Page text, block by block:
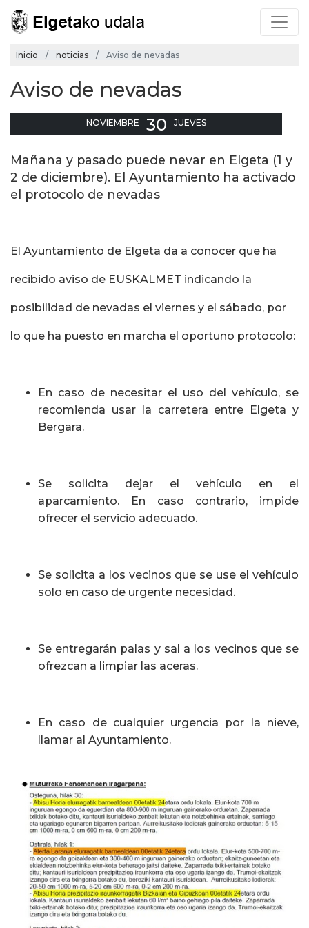
Inicio noticias Aviso de nevadas
Aviso de nevadas
NOVIEMBRE 30 JUEVES
Mañana y pasado puede nevar en Elgeta (1 y
2 de diciembre). El Ayuntamiento ha activado
el protocolo de nevadas
El Ayuntamiento de Elgeta da a conocer que ha
recibido aviso de EUSKALMET indicando la
posibilidad de nevadas el viernes y el sábado, por
lo que ha puesto en marcha el oportuno protocolo:
En caso de necesitar el uso del vehículo, se
recomienda usar la carretera entre Elgeta y
Bergara.
Se solicita dejar el vehículo en el
aparcamiento. En caso contrario, impide
ofrecer el servicio adecuado.
Se solicita a los vecinos que se use el vehículo
solo en caso de urgente necesidad.
Se entregarán palas y sal a los vecinos que se
ofrezcan a limpiar las aceras.
En caso de cualquier urgencia por la nieve,
llamar al Ayuntamiento.